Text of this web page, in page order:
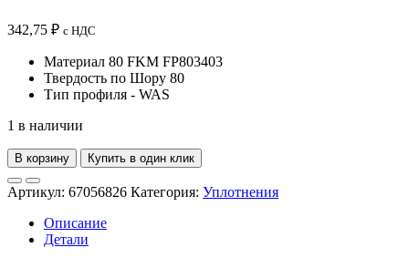
342,75 ₽ с НДС
Материал 80 FKM FP803403
Твердость по Шору 80
Тип профиля - WAS
1 в наличии
В корзину Купить в один клик
Артикул: 67056826 Категория: Уплотнения
Описание
Детали